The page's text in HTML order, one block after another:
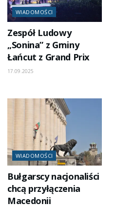
WIADOMOŚCI
Zespół Ludowy
„Sonina” z Gminy
Łańcut z Grand Prix
17.09.2025
WIADOMOŚCI
Bułgarscy nacjonaliści
chcą przyłączenia
Macedonii